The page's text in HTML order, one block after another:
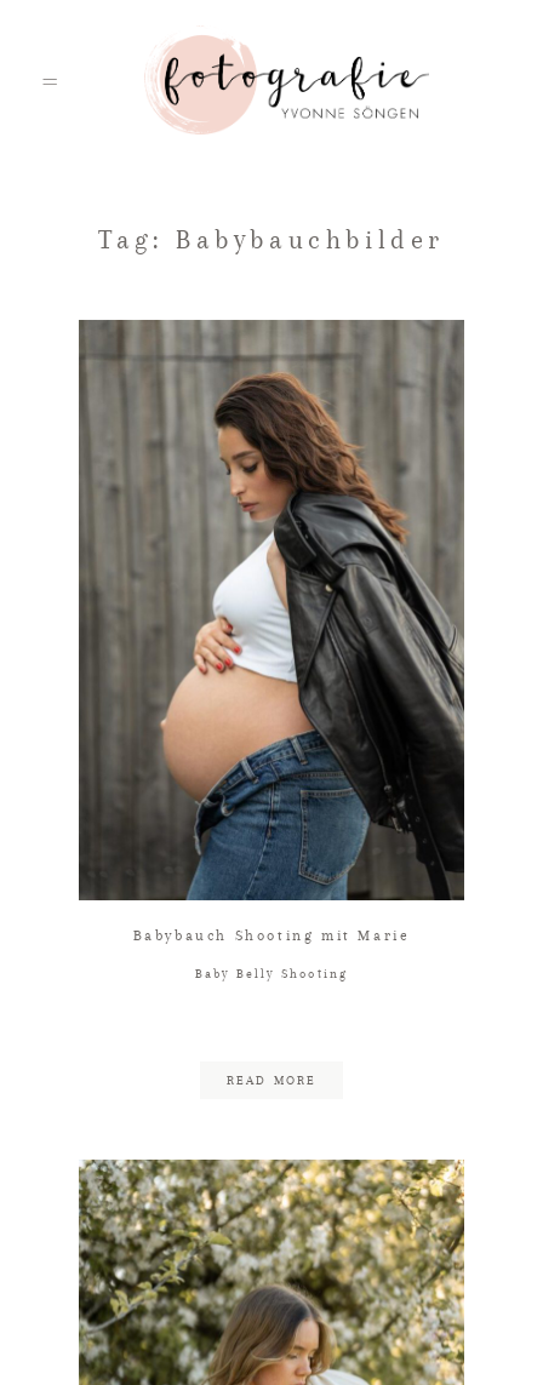
HOME
PORTFOLIO
ÜBER MICH
LEISTUNGEN
KONTAKT
IMPRESSUM
DATENSCHUTZ
Tag: Babybauchbilder
Babybauch Shooting mit Marie
Baby Belly Shooting
READ MORE